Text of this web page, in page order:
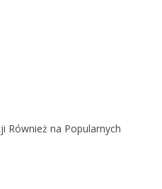
Również na Popularnych